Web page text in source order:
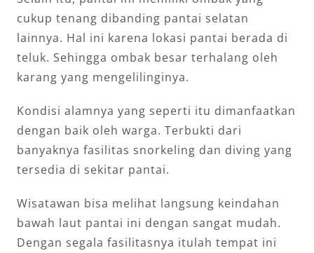
cukup tenang dibanding pantai selatan
lainnya. Hal ini karena lokasi pantai berada di
teluk. Sehingga ombak besar terhalang oleh
karang yang mengelilinginya.
Kondisi alamnya yang seperti itu dimanfaatkan
dengan baik oleh warga. Terbukti dari
banyaknya fasilitas snorkeling dan diving yang
tersedia di sekitar pantai.
Wisatawan bisa melihat langsung keindahan
bawah laut pantai ini dengan sangat mudah.
Dengan segala fasilitasnya itulah tempat ini